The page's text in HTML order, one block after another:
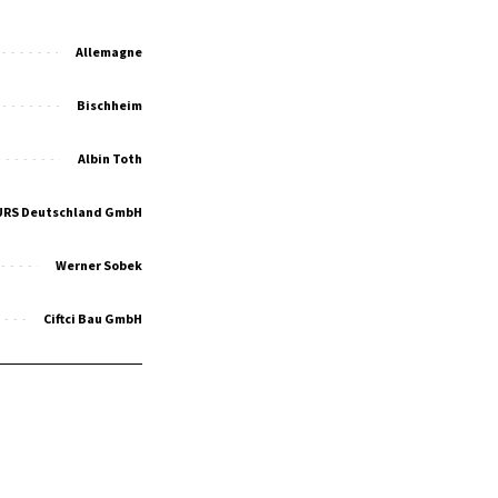
Allemagne
Bischheim
Albin Toth
Deutschland GmbH
Werner Sobek
Ciftci Bau GmbH